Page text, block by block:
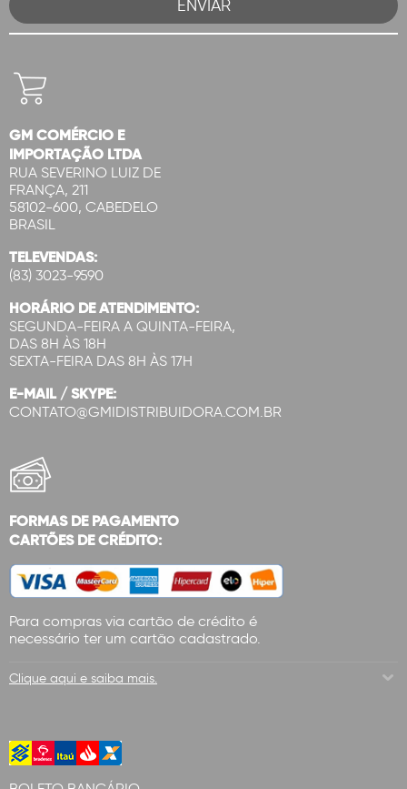
GM COMÉRCIO E
IMPORTAÇÃO LTDA
RUA SEVERINO LUIZ DE
FRANÇA, 211
58102-600, CABEDELO
BRASIL
TELEVENDAS:
(83) 3023-9590
HORÁRIO DE ATENDIMENTO:
SEGUNDA-FEIRA A QUINTA-FEIRA,
DAS 8H ÀS 18H
SEXTA-FEIRA DAS 8H ÀS 17H
E-MAIL / SKYPE:
CONTATO@GMIDISTRIBUIDORA.COM.BR
FORMAS DE PAGAMENTO
CARTÕES DE CRÉDITO:
Para compras via cartão de crédito é
necessário ter um cartão cadastrado.
Clique aqui e saiba mais.